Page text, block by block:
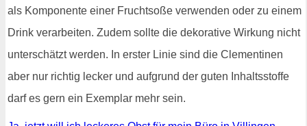
als Komponente einer Fruchtsoße verwenden oder zu einem
Drink verarbeiten. Zudem sollte die dekorative Wirkung nicht
unterschätzt werden. In erster Linie sind die Clementinen
aber nur richtig lecker und aufgrund der guten Inhaltsstoffe
darf es gern ein Exemplar mehr sein.